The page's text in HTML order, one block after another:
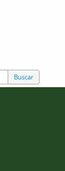
Buscar